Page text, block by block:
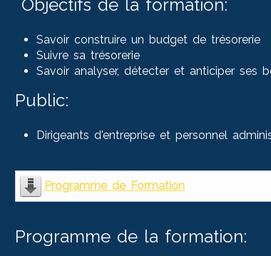
Objectifs de la formation:
Savoir construire un budget de trésorerie
Suivre sa trésorerie
Savoir analyser, détecter et anticiper ses
Public:
Dirigeants d'entreprise et personnel
Programme de Formation
Programme de la formation: